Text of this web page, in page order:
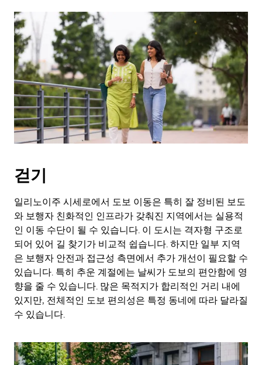
래
화
살
표
키
를
눌
러
날
짜
하
요.
캘
린
더
를
닫
으
려
면
Esc
키
누
르
걷기
일리노이주 시세로에서 도보 이동은 특히 잘 정비된 보도
와 보행자 친화적인 인프라가 갖춰진 지역에서는 실용적
인 이동 수단이 될 수 있습니다. 이 도시는 격자형 구조로
되어 있어 길 찾기가 비교적 쉽습니다. 하지만 일부 지역
은 보행자 안전과 접근성 측면에서 추가 개선이 필요할 수
있습니다. 특히 추운 계절에는 날씨가 도보의 편안함에 영
향을 줄 수 있습니다. 많은 목적지가 합리적인 거리 내에
있지만, 전체적인 도보 편의성은 특정 동네에 따라 달라질
수 있습니다.